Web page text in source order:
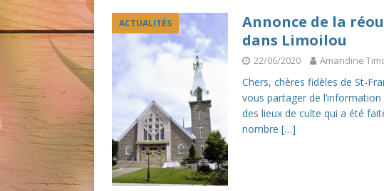
ACTUALITÉS
Annonce de la
dans Limoilou
22/06/2020 Amandine
Chers, chères fidèles de St-
vous partager de
des lieux de culte qui a été
nombre […]